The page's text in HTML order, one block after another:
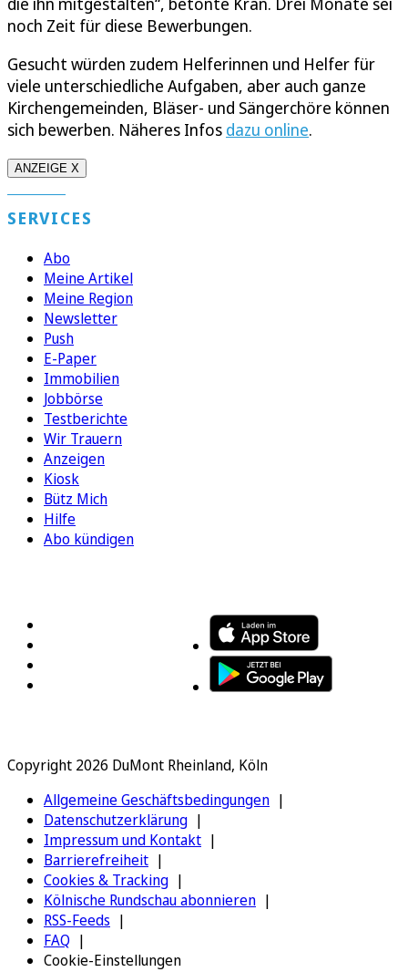
noch Zeit für diese Bewerbungen.
Gesucht würden zudem Helferinnen und Helfer für
viele unterschiedliche Aufgaben, aber auch ganze
Kirchengemeinden, Bläser- und Sängerchöre können
sich bewerben. Näheres Infos dazu online.
ANZEIGE X
SERVICES
Abo
Meine Artikel
Meine Region
Newsletter
Push
E-Paper
Immobilien
Jobbörse
Testberichte
Wir Trauern
Anzeigen
Kiosk
Bütz Mich
Hilfe
Abo kündigen
Copyright 2026 DuMont Rheinland, Köln
Allgemeine Geschäftsbedingungen
Datenschutzerklärung
Impressum und Kontakt
Barrierefreiheit
Cookies & Tracking
Kölnische Rundschau abonnieren
RSS-Feeds
FAQ
Cookie-Einstellungen